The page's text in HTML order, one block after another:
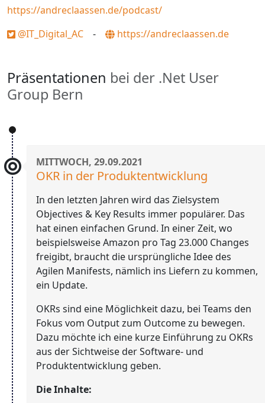
https://andreclaassen.de/podcast/
@IT_Digital_AC
- https://andreclaassen.de
Präsentationen bei der .Net User
Group Bern
MITTWOCH, 29.09.2021
OKR in der Produktentwicklung
In den letzten Jahren wird das Zielsystem
Objectives & Key Results immer populärer. Das
hat einen einfachen Grund. In einer Zeit, wo
beispielsweise Amazon pro Tag 23.000 Changes
freigibt, braucht die ursprüngliche Idee des
Agilen Manifests, nämlich ins Liefern zu kommen,
ein Update.
OKRs sind eine Möglichkeit dazu, bei Teams den
Fokus vom Output zum Outcome zu bewegen.
Dazu möchte ich eine kurze Einführung zu OKRs
aus der Sichtweise der Software- und
Produktentwicklung geben.
Die Inhalte: